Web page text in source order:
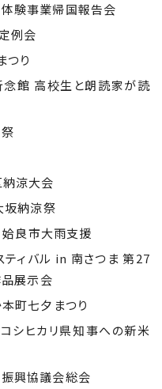
験事業帰国報告会
例会
つり
館 高校生と朗読家が読
涼大会
納涼祭
良市大雨支援
ィバル in 南さつま 第27
品展示会
町七夕まつり
シヒカリ県知事への新米
興協議会総会